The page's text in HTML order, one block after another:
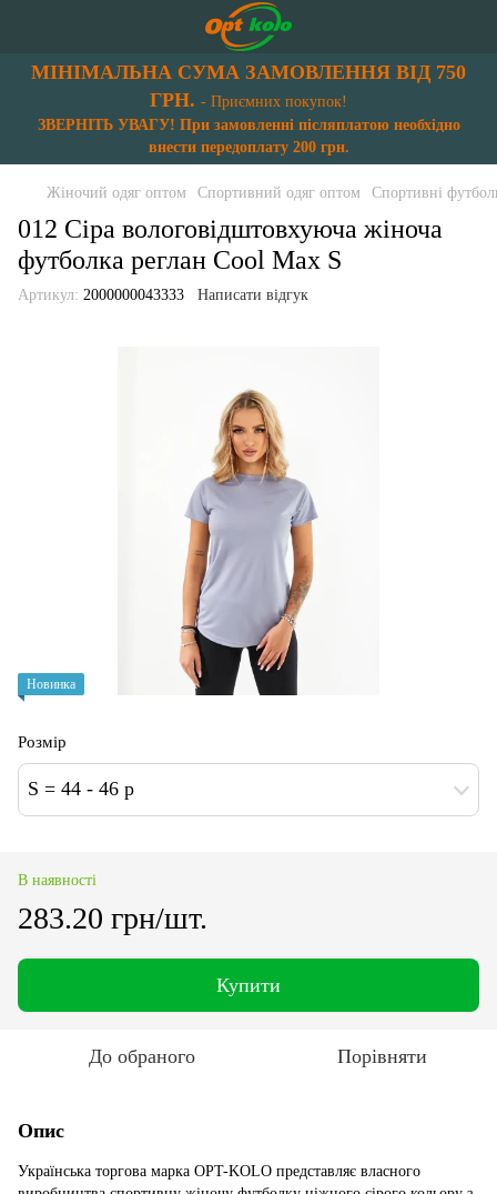
МІНІМАЛЬНА СУМА ЗАМОВЛЕННЯ ВІД 750
ГРН. - Приємних покупок!
ЗВЕРНІТЬ УВАГУ! При замовленні післяплатою необхідно
внести передоплату 200 грн.
Жіночий одяг оптом Спортивний одяг оптом Спортивні
012 Сіра вологовідштовхуюча жіноча
футболка реглан Cool Max S
Артикул: 2000000043333 Написати відгук
Новинка
Розмір
S = 44 - 46 p
В наявності
283.20 грн/шт.
Купити
До обраного Порівняти
Опис
Українська торгова марка OPT-KOLO представляє власного